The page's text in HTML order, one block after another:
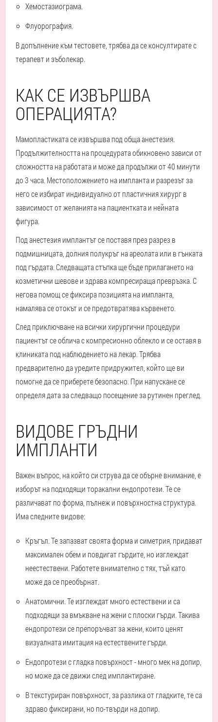
Хемостазиограма.
Флуорография.
В допълнение към тестовете, трябва да се консултирате с
терапевт и зъболекар.
КАК СЕ ИЗВЪРШВА
ОПЕРАЦИЯТА?
Мамопластиката се извършва под обща анестезия.
Продължителността на процедурата обикновено зависи от
сложността на работата и може да продължи от 40 минути
до 3 часа. Местоположението на импланта и разрезът за
него се избират индивидуално от пластичния хирург в
зависимост от желанията на пациентката и нейната
фигура.
Под анестезия имплантът се поставя през разрез в
подмишницата, долния полукръг на ареолата или в гънката
под гърдата. Следващата стъпка ще бъде прилагането на
козметични шевове и здрава компресираща превръзка. С
негова помощ се фиксира позицията на импланта,
намалява се отокът и се предотвратява кървенето.
След приключване на всички хирургични процедури
пациентът се облича с компресионно облекло и се оставя в
клиниката под наблюдението на лекар. Трябва
предварително да уредите придружител, който ще ви
помогне да се приберете безопасно. При напускане се
определя дата за следващо посещение за рутинен преглед.
ВИДОВЕ ГРЪДНИ
ИМПЛАНТИ
Важен въпрос, на който си струва да се обърне внимание, е
изборът на подходящи торакални ендопротези. Те се
различават по форма, пълнеж и повърхностна структура.
Има следните видове:
Кръгъл.Те запазват своята форма и симетрия, придават
максимален обем и повдигат гърдите, но изглеждат
неестествени. Работете внимателно с тях, тъй като
може да се преобърнат.
Анатомични. Те изглеждат много естествени и са
подходящи за вмъкване на жени с плоски гърди. Такива
ендопротези се препоръчват за жени, които ценят
визуалната имитация на естествените гърди.
Ендопротезис гладка повърхност - много мек на допир,
но може да се движи след имплантиране.
Втекстуриран повърхност, за разлика от гладките, те са
здраво фиксирани, но по-твърди на допир.